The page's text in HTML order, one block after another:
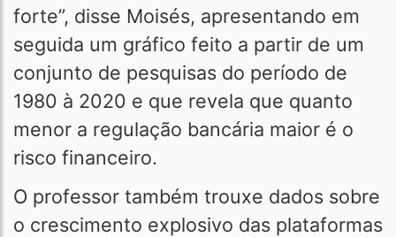
forte”, disse Moisés, apresentando em
seguida um gráfico feito a partir de um
conjunto de pesquisas do período de
1980 à 2020 e que revela que quanto
menor a regulação bancária maior é o
risco financeiro.
O professor também trouxe dados sobre
o crescimento explosivo das plataformas